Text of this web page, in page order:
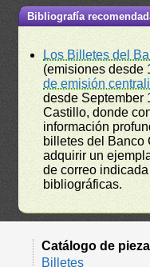
Bibliografía
Los Billetes del
(emisiones desde
de emisión
desde September
Castillo, donde
información
billetes del Banco
adquirir un
de correo
bibliográficas.
Catálogo de
Billetes